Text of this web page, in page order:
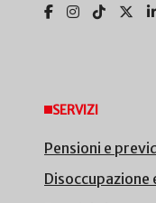
SERVIZI
Pensioni e